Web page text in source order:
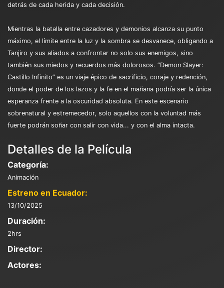
detrás de cada herida y cada decisión.
Mientras la batalla entre cazadores y demonios alcanza su punto
máximo, el límite entre la luz y la sombra se desvanece, obligando a
Tanjiro y sus aliados a confrontar no solo sus enemigos, sino
también sus miedos y recuerdos más dolorosos. “Demon Slayer:
Castillo Infinito” es un viaje épico de sacrificio, coraje y redención,
donde el poder de los lazos y la fe en el mañana podría ser la única
esperanza frente a la oscuridad absoluta. En este escenario
sobrenatural y estremecedor, solo aquellos con la voluntad más
fuerte podrán soñar con salir con vida... y con el alma intacta.
Detalles de la Película
Categoría:
Animación
Estreno en Ecuador:
13/10/2025
Duración:
2hrs
Director:
Actores: